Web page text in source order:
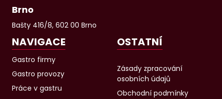
Brno
Bašty 416/8, 602 00 Brno
NAVIGACE
Gastro firmy
Gastro provozy
Práce v gastru
OSTATNÍ
Zásady zpracování
osobních údajů
Obchodní podmínky